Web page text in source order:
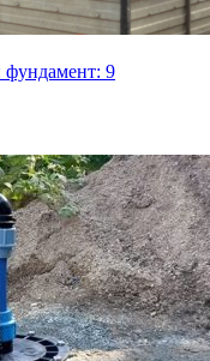
фундамент: 9